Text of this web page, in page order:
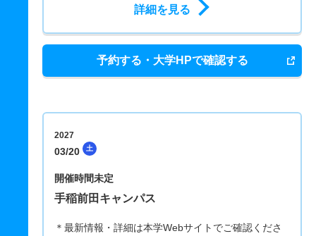
詳細を見る
予約する・大学HPで確認する
2027
03/20 土
開催時間未定
手稲前田キャンパス
＊最新情報・詳細は本学Webサイトでご確認くださ